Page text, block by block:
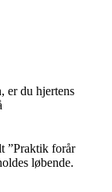
er du hjertens
”Praktik forår
løbende.